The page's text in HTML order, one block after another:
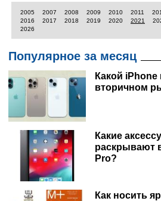
2005 2007 2008 2009 2010 2011
2016
2017 2018 2019 2020 2021
2026
Популярное за месяц
Какой
вторичном
Какие
раскрывают
Pro?
Как носить